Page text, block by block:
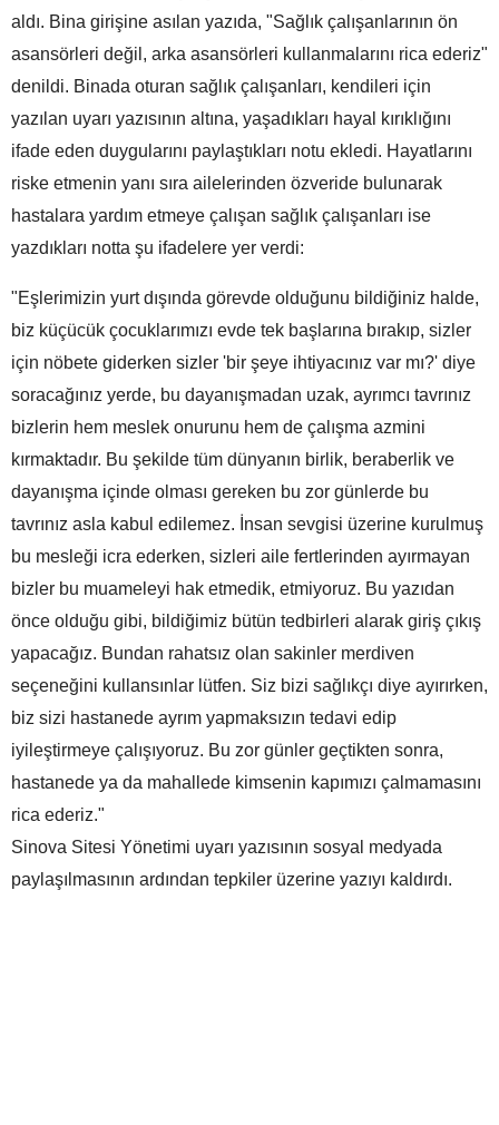
aldı. Bina girişine asılan yazıda, "Sağlık çalışanlarının ön
asansörleri değil, arka asansörleri kullanmalarını rica ederiz"
denildi. Binada oturan sağlık çalışanları, kendileri için
yazılan uyarı yazısının altına, yaşadıkları hayal kırıklığını
ifade eden duygularını paylaştıkları notu ekledi. Hayatlarını
riske etmenin yanı sıra ailelerinden özveride bulunarak
hastalara yardım etmeye çalışan sağlık çalışanları ise
yazdıkları notta şu ifadelere yer verdi:
"Eşlerimizin yurt dışında görevde olduğunu bildiğiniz halde,
biz küçücük çocuklarımızı evde tek başlarına bırakıp, sizler
için nöbete giderken sizler 'bir şeye ihtiyacınız var mı?' diye
soracağınız yerde, bu dayanışmadan uzak, ayrımcı tavrınız
bizlerin hem meslek onurunu hem de çalışma azmini
kırmaktadır. Bu şekilde tüm dünyanın birlik, beraberlik ve
dayanışma içinde olması gereken bu zor günlerde bu
tavrınız asla kabul edilemez. İnsan sevgisi üzerine kurulmuş
bu mesleği icra ederken, sizleri aile fertlerinden ayırmayan
bizler bu muameleyi hak etmedik, etmiyoruz. Bu yazıdan
önce olduğu gibi, bildiğimiz bütün tedbirleri alarak giriş çıkış
yapacağız. Bundan rahatsız olan sakinler merdiven
seçeneğini kullansınlar lütfen. Siz bizi sağlıkçı diye ayırırken,
biz sizi hastanede ayrım yapmaksızın tedavi edip
iyileştirmeye çalışıyoruz. Bu zor günler geçtikten sonra,
hastanede ya da mahallede kimsenin kapımızı çalmamasını
rica ederiz."
Sinova Sitesi Yönetimi uyarı yazısının sosyal medyada
paylaşılmasının ardından tepkiler üzerine yazıyı kaldırdı.